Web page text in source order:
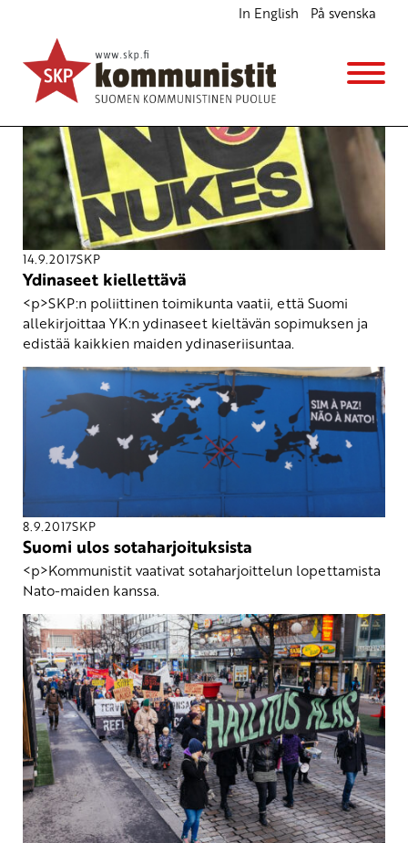
In English På svenska
14.9.2017SKP
Ydinaseet kiellettävä
<p>SKP:n poliittinen toimikunta vaatii, että Suomi
allekirjoittaa YK:n ydinaseet kieltävän sopimuksen ja
edistää kaikkien maiden ydinaseriisuntaa.
8.9.2017SKP
Suomi ulos sotaharjoituksista
<p>Kommunistit vaativat sotaharjoittelun lopettamista
Nato-maiden kanssa.